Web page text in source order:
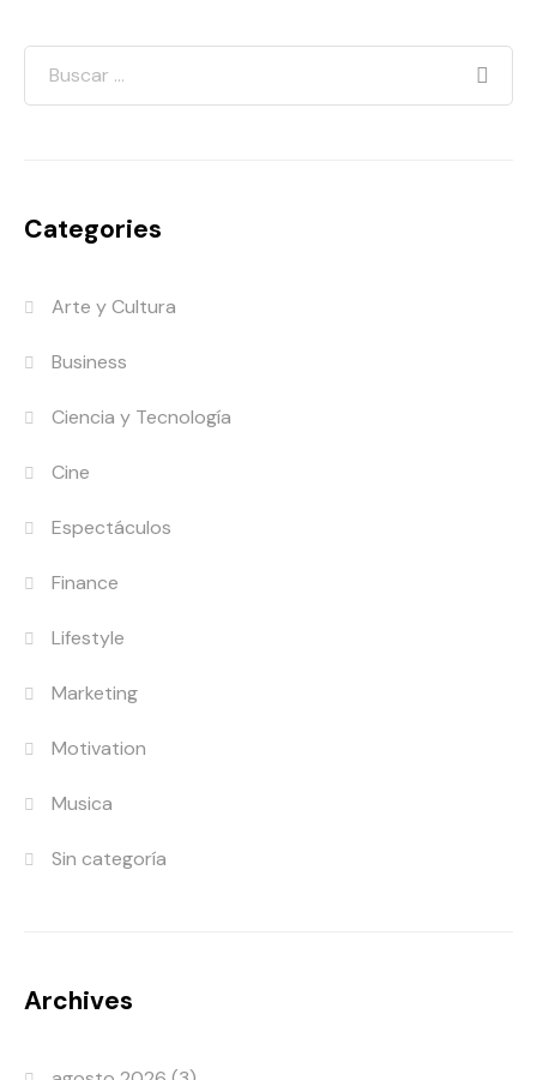
Categories
Arte y Cultura
Business
Ciencia y Tecnología
Cine
Espectáculos
Finance
Lifestyle
Marketing
Motivation
Musica
Sin categoría
Archives